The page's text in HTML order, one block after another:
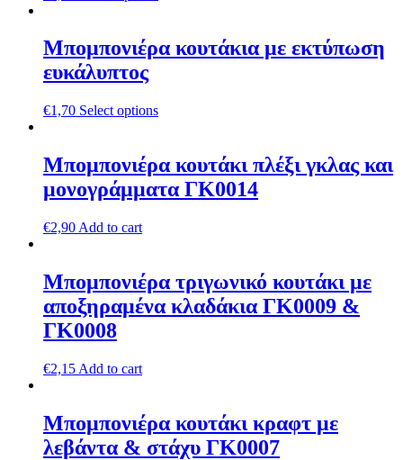
Μπομπονιέρα κουτάκια με εκτύπωση
ευκάλυπτος
€1,70 Select options
Μπομπονιέρα κουτάκι πλέξι γκλας και
μονογράμματα ΓΚ0014
€2,90 Add to cart
Μπομπονιέρα τριγωνικό κουτάκι με
αποξηραμένα κλαδάκια ΓΚ0009 &
ΓΚ0008
€2,15 Add to cart
Μπομπονιέρα κουτάκι κραφτ με
λεβάντα & στάχυ ΓΚ0007